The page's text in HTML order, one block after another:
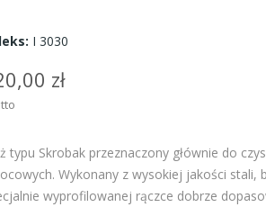
I 3030
zł
typu Skrobak przeznaczony głównie do
Wykonany z wysokiej jakości stali,
wyprofilowanej rączce dobrze